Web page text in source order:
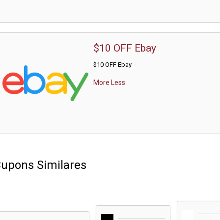
$10 OFF Ebay
$10 OFF Ebay
More Less
Similares